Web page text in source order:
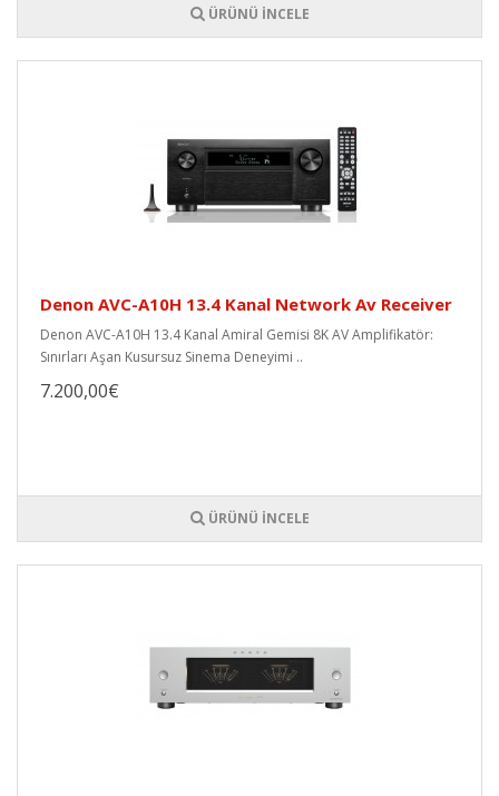
ÜRÜNÜ İNCELE
Denon AVC-A10H 13.4 Kanal Network Av Receiver
Denon AVC-A10H 13.4 Kanal Amiral Gemisi 8K AV Amplifikatör:
Sınırları Aşan Kusursuz Sinema Deneyimi ..
7.200,00€
ÜRÜNÜ İNCELE